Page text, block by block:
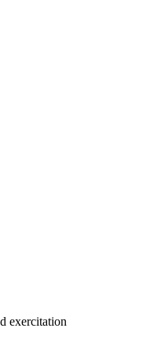
exercitation